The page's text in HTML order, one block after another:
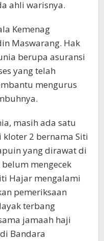
ahli warisnya.
Kemenag
Maswarang. Hak
berupa asuransi
yang telah
mengurus
masih ada satu
2 bernama Siti
yang dirawat di
mengecek
Hajar mengalami
pemeriksaan
terbang
jamaah haji
Bandara